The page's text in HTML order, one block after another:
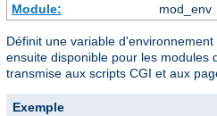
Module:
mod_env
Définit une variable
ensuite disponible pour les modules
transmise aux scripts CGI et aux
Exemple